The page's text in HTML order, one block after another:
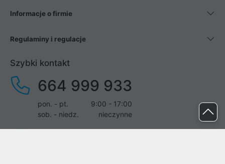
Informacje o firmie
Regulaminy i regulacje
Szybki kontakt
664 999 933
pon. - pt.
9:00 - 17:00
sob. - niedz.
nieczynne